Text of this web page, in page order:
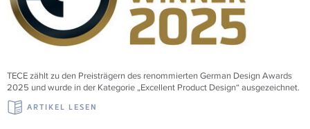
TECE zählt zu den Preisträgern des renommierten German Design Awards
2025 und wurde in der Kategorie „Excellent Product Design“ ausgezeichnet.
ARTIKEL LESEN